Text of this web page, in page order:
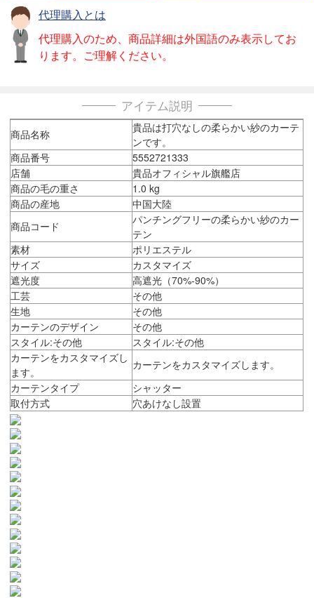
代理購入とは
代理購入のため、商品詳細は外国語のみ表示してお
ります。ご理解ください。
アイテム説明
商品名称
貴品は打穴なしの柔らかい紗のカーテ
ンです。
商品番号
5552721333
店舗
貴品オフィシャル旗艦店
商品の毛の重さ
1.0 kg
商品の産地
中国大陸
商品コード
パンチングフリーの柔らかい紗のカー
テン
素材
ポリエステル
サイズ
カスタマイズ
遮光度
高遮光（70%-90%）
工芸
その他
生地
その他
カーテンのデザイン
その他
スタイル:その他
スタイル:その他
カーテンをカスタマイズし
ます。
カーテンをカスタマイズします。
カーテンタイプ
シャッター
取付方式
穴あけなし設置